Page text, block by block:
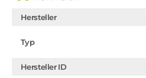
Hersteller
Typ
Hersteller ID